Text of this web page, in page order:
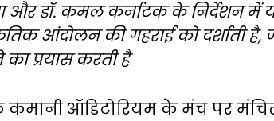
और डॉ. कमल कर्नाटक के निर्देशन में
आंदोलन की गहराई को दर्शाती
का प्रयास करती है
कमानी ऑडिटोरियम के मंच पर मंचित